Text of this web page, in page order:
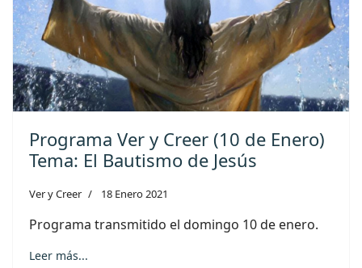
Programa Ver y Creer (10 de Enero)
Tema: El Bautismo de Jesús
Ver y Creer 18 Enero 2021
Programa transmitido el domingo 10 de enero.
Leer más...